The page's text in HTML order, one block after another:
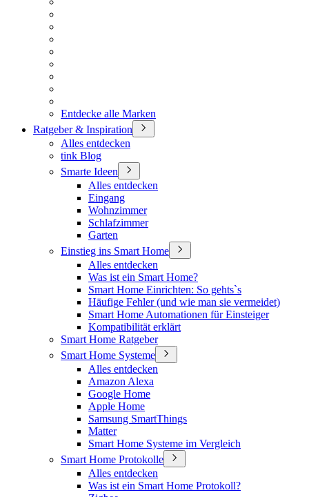
Entdecke alle Marken
Ratgeber & Inspiration
Alles entdecken
tink Blog
Smarte Ideen
Alles entdecken
Eingang
Wohnzimmer
Schlafzimmer
Garten
Einstieg ins Smart Home
Alles entdecken
Was ist ein Smart Home?
Smart Home Einrichten: So gehts`s
Häufige Fehler (und wie man sie vermeidet)
Smart Home Automationen für Einsteiger
Kompatibilität erklärt
Smart Home Ratgeber
Smart Home Systeme
Alles entdecken
Amazon Alexa
Google Home
Apple Home
Samsung SmartThings
Matter
Smart Home Systeme im Vergleich
Smart Home Protokolle
Alles entdecken
Was ist ein Smart Home Protokoll?